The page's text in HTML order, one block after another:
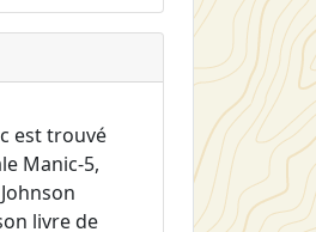
est trouvé
Manic-5,
livre de